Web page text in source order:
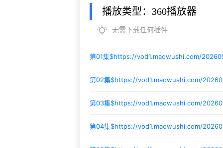
播放类型：360播放器
无需下载任何插件
第01集$https://vod1.maowushi.com/
第02集$https://vod1.maowushi.com/
第03集$https://vod1.maowushi.com/
第04集$https://vod1.maowushi.com/